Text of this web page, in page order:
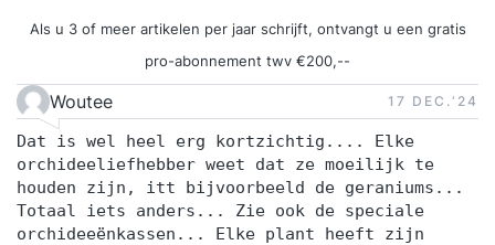
Als u 3 of meer artikelen per jaar schrijft, ontvangt u een gratis
pro-abonnement twv €200,--
Woutee 17 DEC.‘24
Dat is wel heel erg kortzichtig.... Elke
orchideeliefhebber weet dat ze moeilijk te
houden zijn, itt bijvoorbeeld de geraniums...
Totaal iets anders... Zie ook de speciale
orchideeënkassen... Elke plant heeft zijn